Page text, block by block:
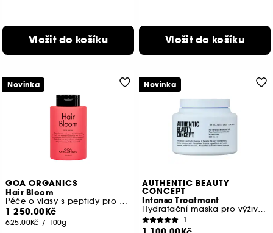
Vložit do košíku Vložit do košíku
GOA ORGANICS
Hair Bloom
Péče o vlasy s peptidy pro poškozené vlasy
1 250.00Kč
625.00Kč / 100g
Novinka
AUTHENTIC BEAUTY
CONCEPT
Intense Treatment
Hydratační maska pro výživu a snadné rozčesávání vlasů
1
Novinka